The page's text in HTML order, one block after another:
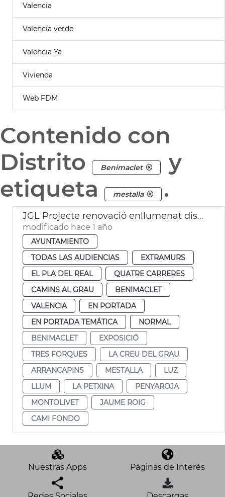
Valencia
Valencia verde
Valencia Ya
Vivienda
Web FDM
Contenido con
Distrito
Benimaclet
y
etiqueta
mestalla .
JGL Projecte renovació enllumenat districtes València
modificado hace 1 año
AYUNTAMIENTO
TODAS LAS AUDIENCIAS
EXTRAMURS
EL PLA DEL REAL
QUATRE CARRERES
CAMINS AL GRAU
BENIMACLET
VALENCIA
EN PORTADA
EN PORTADA TEMÁTICA
NORMAL
BENIMACLET
EXPOSICIÓ
TRES FORQUES
LA CREU DEL GRAU
ARRANCAPINS
MESTALLA
LUZ
LLUM
LA PETXINA
PENYAROJA
MONTOLIVET
JAUME ROIG
CAMI FONDO
Nuestras Apps Páginas de Interés